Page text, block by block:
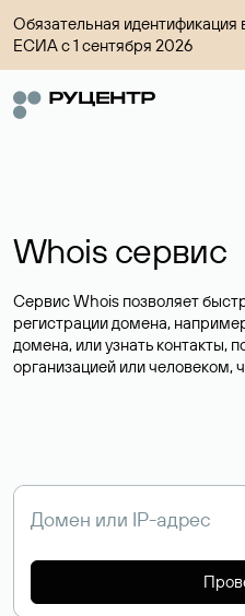
Обязательная идентификация
ЕСИА с 1 сентября 2026
Whois сервис
Сервис Whois позволяет
регистрации домена,
домена, или узнать контакты,
организацией или человеком,